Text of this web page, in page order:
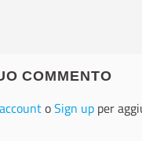
COMMENTO
oSign up per